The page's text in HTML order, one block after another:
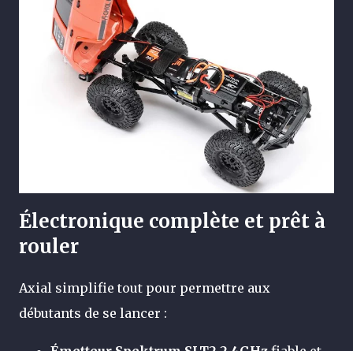
Électronique complète et prêt à
rouler
Axial simplifie tout pour permettre aux
débutants de se lancer :